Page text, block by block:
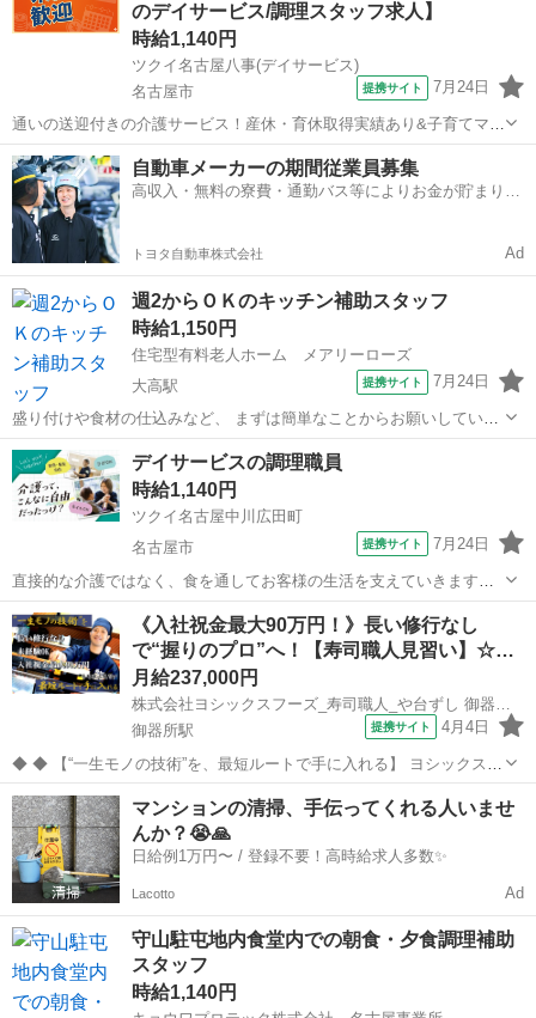
りません！ 初めての方も安...のデイサービス/調理スタッフ求人】
時給1,140円
ツクイ名古屋八事(デイサービス)
名古屋市
提携サイト 7月24日
通いの送迎付きの介護サービス！産休・育休取得実績あり&子育てママ
在籍中！ライフイベントにも柔軟に対応しています。 ★☆ 働きやすい
メリット多数 ★☆ ＼＼サービス・職種の魅力／／ 食材の硬さや大き
さなど、お客様の状態に合...
愛知 名古屋市 その他
自動車メーカーの期間従業員募集
高収入・無料の寮費・通勤バス等によりお金が貯まりや
トヨタ自動車株式会社 Ad
週2からＯＫのキッチン補助スタッフ
時給1,150円
住宅型有料老人ホーム メアリーローズ
大高駅
提携サイト 7月24日
盛り付けや食材の仕込みなど、 まずは簡単なことからお願いしていき
ます☆ 最初は一から丁寧にお教えしますのでご安心ください！ ベテラ
ンの先輩がいるので わからないことはフォローします☆ 主婦(夫)さん
が多数活躍しています。...
愛知 名古屋市 大高駅 その他
デイサービスの調理職員
時給1,140円
ツクイ名古屋中川広田町
名古屋市
提携サイト 7月24日
直接的な介護ではなく、食を通してお客様の生活を支えていきます。
※お客様に提供する食事の簡単な調理 ※盛り付け業務 ※食器洗
浄 ※食材の発注など ※提供食事数:40人分 ※1日の作業人数:1～
2人 ◆従事すべき...
愛知 名古屋市 その他
《入社祝金最大90万円！》長い修行なし
で“握りのプロ”へ！【寿司職人見習い】☆…
月給237,000円
株式会社ヨシックスフーズ_寿司職人_や台ずし 御器所町(正社員)
御器所駅
提携サイト 4月4日
◆ ◆ 【“一生モノの技術”を、最短ルートで手に入れる】 ヨシックスフ
ーズが運営する寿司居酒屋「や台ずし」では、 鮮魚の一部を加工済み
の状態で仕入れることで仕込みの負担を大幅に削減しています。 入社
後は余計な工程に時間...
愛知 名古屋市 その他
マンションの清掃、手伝ってくれる人いませ
んか？😭🙏
日給例1万円〜 / 登録不要！高時給求人多数✨
Lacotto Ad
守山駐屯地内食堂内での朝食・夕食調理補助
スタッフ
時給1,140円